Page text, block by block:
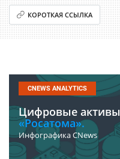
КОРОТКАЯ ССЫЛКА
CNEWS ANALYTICS
Цифровые активы
«Росатома».
Инфографика CNews